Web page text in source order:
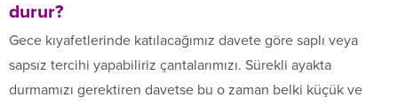
durur?
Gece kıyafetlerinde katılacağımız davete göre saplı veya
sapsız tercihi yapabiliriz çantalarımızı. Sürekli ayakta
durmamızı gerektiren davetse bu o zaman belki küçük ve